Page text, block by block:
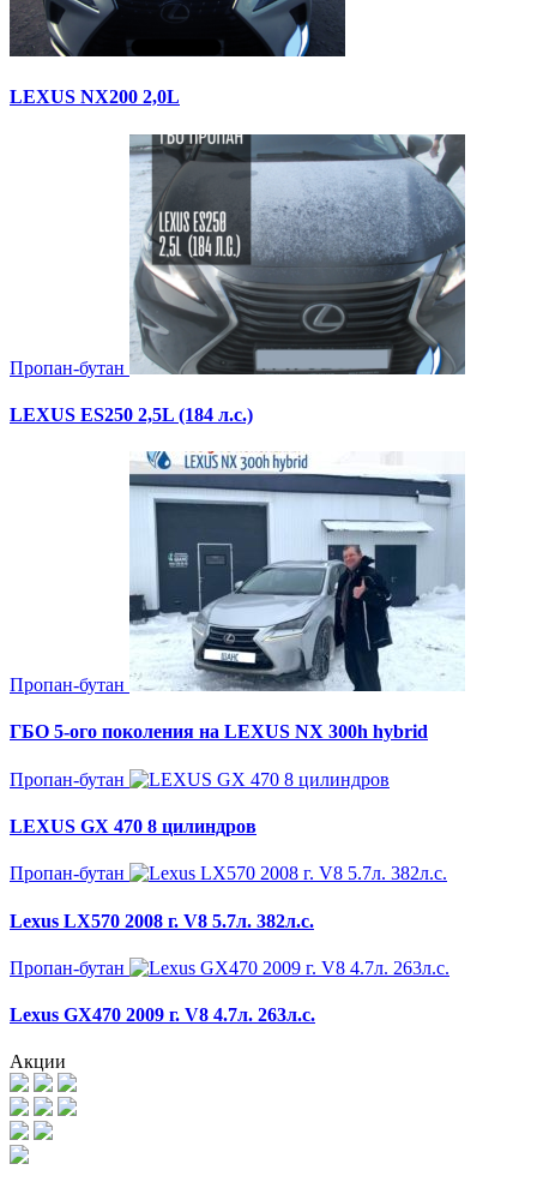
LEXUS NX200 2,0L
Пропан-бутан
LEXUS ES250 2,5L (184 л.с.)
Пропан-бутан
ГБО 5-ого поколения на LEXUS NX 300h hybrid
Пропан-бутан
LEXUS GX 470 8 цилиндров
Пропан-бутан
Lexus LX570 2008 г. V8 5.7л. 382л.с.
Пропан-бутан
Lexus GX470 2009 г. V8 4.7л. 263л.с.
Акции